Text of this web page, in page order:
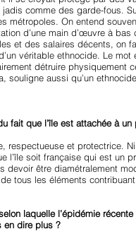
comme des garde-fous.
métropoles. On entend
d’une main d’œuvre à
et des salaires décents, on
véritable ethnocide. Le
détruire
aussi qu’un
que l’île est attachée à
et protectrice.
soit française qui est un
être diamétralement
tous les éléments
laquelle l’épidémie
en dire plus ?